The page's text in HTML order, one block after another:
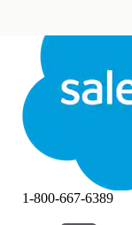
Schließen
1-800-667-6389